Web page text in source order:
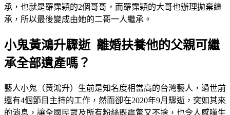
承，也就是羅霈穎的2個哥哥，而羅霈穎的大哥也辦理拋棄繼
承，所以最後變成由她的二哥一人繼承。
小鬼黃鴻升驟逝 離婚扶養他的父親可繼
承全部遺產嗎？
藝人小鬼（黃鴻升）生前是知名度相當高的台灣藝人，過世前
還有4個節目主持的工作，然而卻在2020年9月驟逝，突如其來
的消息，讓全國民眾及所有粉絲既震驚又不捨，也令人感嘆生